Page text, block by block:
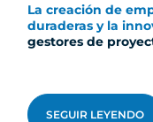
La creación de
duraderas y la
gestores de
SEGUIR LEYENDO